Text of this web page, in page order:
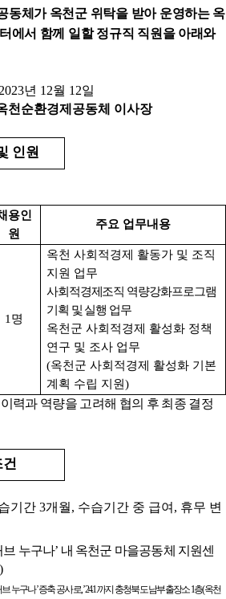
동체가 옥천군 위탁을 받아 운영하는 옥
에서 함께 일할 정규직 직원을 아래와
2023년 12월 12일
천순환경제공동체 이사장
인원
용인
원
주요 업무내용
1 명
옥천 사회적경제 활동가 및 조직
지원 업무
사회적경제조직 역량강화프로그램
기획 및 실행 업무
옥천군 사회적경제 활성화 정책
연구 및 조사 업무
(옥천군 사회적경제 활성화 기본
계획 수립 지원)
력과 역량을 고려해 협의 후 최종 결정
기간 3개월, 수습기간 중 급여 , 휴무 변
브 누구나’ 내 옥천군 마을공동체 지원센
누구나’증축 공사로, ’24.1.까지 충청북도 남부출장소1층(옥천